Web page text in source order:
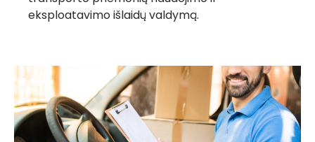
eksploatavimo išlaidų valdymą.